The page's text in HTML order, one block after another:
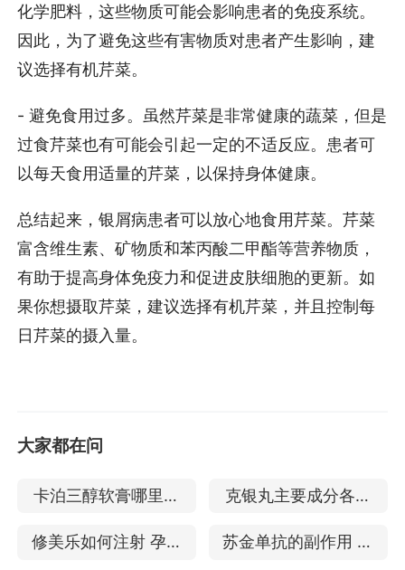
化学肥料，这些物质可能会影响患者的免疫系统。
因此，为了避免这些有害物质对患者产生影响，建
议选择有机芹菜。
- 避免食用过多。虽然芹菜是非常健康的蔬菜，但是
过食芹菜也有可能会引起一定的不适反应。患者可
以每天食用适量的芹菜，以保持身体健康。
总结起来，银屑病患者可以放心地食用芹菜。芹菜
富含维生素、矿物质和苯丙酸二甲酯等营养物质，
有助于提高身体免疫力和促进皮肤细胞的更新。如
果你想摄取芹菜，建议选择有机芹菜，并且控制每
日芹菜的摄入量。
大家都在问
卡泊三醇软膏哪里买
能治疗点滴型银屑病
克银丸主要成分各多
少克 治疗银屑病的效
修美乐如何注射 孕妇
苏金单抗的副作用 适